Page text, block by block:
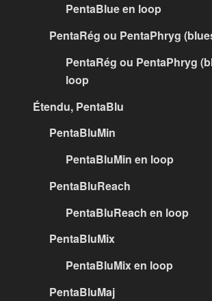
PentaBlue en loop
PentaRég ou PentaPhryg
PentaRég ou PentaPhryg
loop
Étendu, PentaBlu
PentaBluMin
PentaBluMin en loop
PentaBluReach
PentaBluReach en loop
PentaBluMix
PentaBluMix en loop
PentaBluMaj